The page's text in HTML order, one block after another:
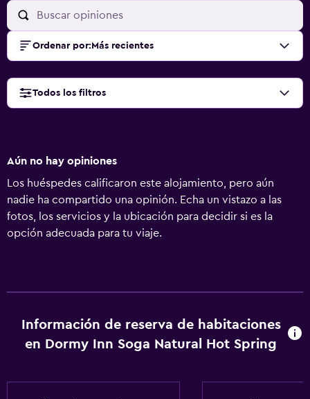
Ordenar por: Más recientes
Todos los filtros
Aún no hay opiniones
Los huéspedes calificaron este alojamiento, pero aún
nadie ha compartido una opinión. Echa un vistazo a las
fotos, los servicios y la ubicación para decidir si es la
opción adecuada para tu viaje.
Información de reserva de habitaciones
en Dormy Inn Soga Natural Hot Spring